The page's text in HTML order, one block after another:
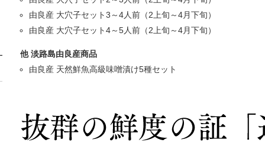
由良産 大穴子セット3～4人前（2上旬～4月下旬）
由良産 大穴子セット4～5人前（2上旬～4月下旬）
他 淡路島由良産商品
由良産 天然鮮魚高級味噌漬け5種セット